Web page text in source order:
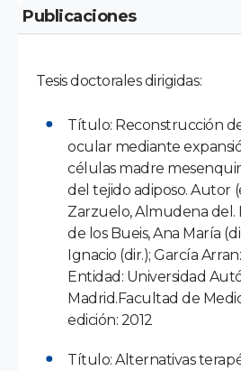
Publicaciones
Tesis doctorales dirigidas:
Título: Reconstrucción
ocular mediante
células madre
del tejido adiposo. Autor
Zarzuelo, Almudena del.
de los Bueis, Ana María
Ignacio (dir.); García
Entidad: Universidad
Madrid.Facultad de
edición: 2012
Título: Alternativas